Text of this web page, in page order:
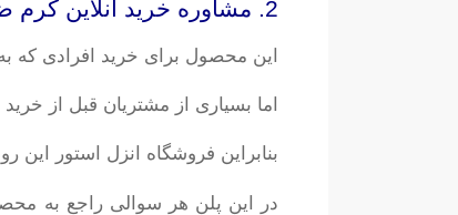
2. مشاوره خرید آنلاین کرم ضد جوش و کنترل کننده چربی اسکن اسکین
این محصول برای خرید افرادی که
اما بسیاری از مشتریان قبل از
بنابراین فروشگاه انزل استور
در این پلن هر سوالی راجع به